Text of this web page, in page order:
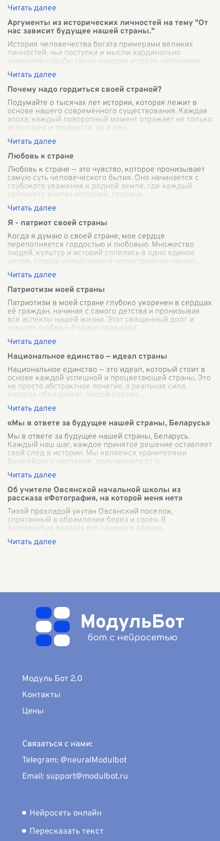
Аргументы из исторических личностей на тему "От
нас зависит будущее нашей страны."
История человечества богата примерами великих
личностей, чьи поступки и мысли кардинально
изменили судьбы своих народов и стран, напоминая
нам, что от каждого из нас зависит будуще
Почему надо гордиться своей страной?
Подумайте о тысячах лет истории, которая лежит в
основе нашего современного существования. Каждая
эпоха, каждый поворотный момент отражает не только
испытания и трудности, но и кон
Любовь к стране
Любовь к стране — это чувство, которое пронизывает
самую суть человеческого бытия. Оно начинается с
глубокого уважения к родной земле, где каждый
сантиметр впитан историей, традици
Я - патриот своей страны
Когда я думаю о своей стране, мое сердце
переполняется гордостью и любовью. Множество
людей, культур и историй сплелись в одно единое
целое, создав уникальную и неповторимую нацию.
Патриотизм моей страны
Патриотизм в моей стране глубоко укоренен в сердцах
её граждан, начиная с самого детства и пронизывая
все аспекты нашей жизни. Этот священный долг и
чувство любви к Родине передают
Национальное единство — идеал страны
Национальное единство — это идеал, который стоит в
основе каждой успешной и процветающей страны. Это
не просто абстрактное понятие, а реальная сила,
которая объединяет людей различ
«Мы в ответе за будущее нашей страны, Беларусь»
Мы в ответе за будущее нашей страны, Беларусь.
Каждый наш шаг, каждое принятое решение оставляет
свой след в истории. Мы являемся хранителями
богатейшего наследия, полученного от п
Об учителе Овсянской начальной школы из
рассказа «Фотография, на которой меня нет»
Тихой прохладой укутан Овсянский поселок,
спрятанный в обрамлении берез и сосен. В
распахнутых воротах его главного здания,
центральной фигуры небольшого мира, стоит учитель
Алексе...
Модуль Бот 2.0
Контакты
Цены
Связаться с нами:
Telegram: @neuralModulbot
Email: support@modulbot.ru
Нейросеть онлайн
Пересказать текст